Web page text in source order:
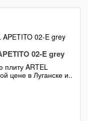
02-E grey
плиту ARTEL
цене в Луганске и..